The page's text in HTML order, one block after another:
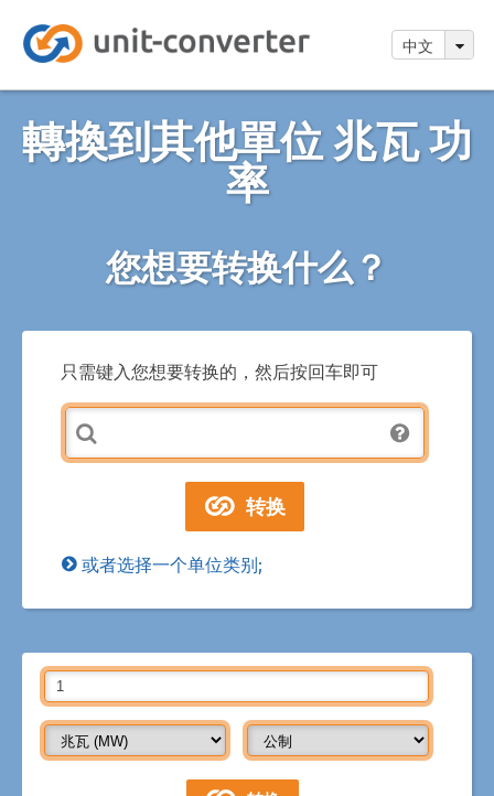
中文
轉換到其他單位 兆瓦 功
率
您想要转换什么？
只需键入您想要转换的，然后按回车即可
或者选择一个单位类别;